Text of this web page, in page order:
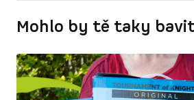
Mohlo by tě taky